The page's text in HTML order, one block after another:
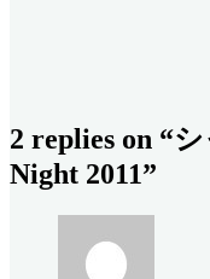
2 replies on “
Night 2011”